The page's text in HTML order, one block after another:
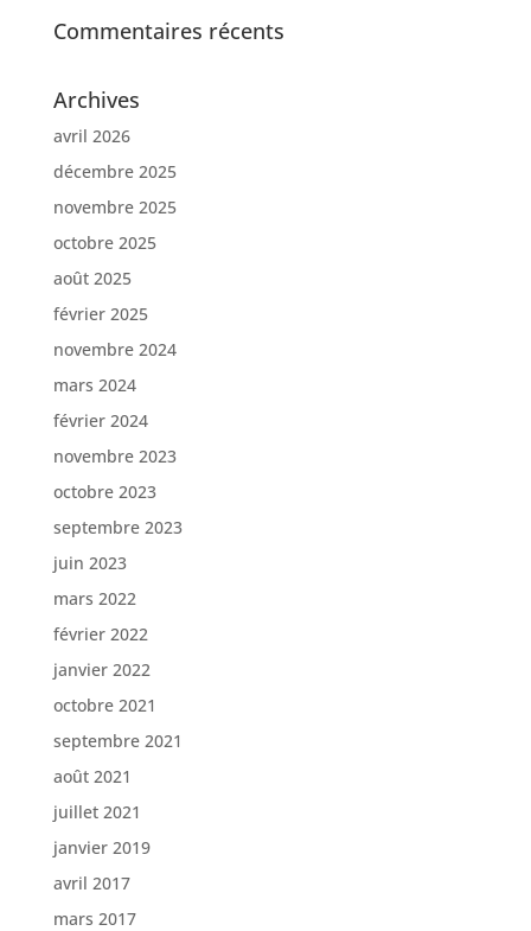
Commentaires récents
Archives
avril 2026
décembre 2025
novembre 2025
octobre 2025
août 2025
février 2025
novembre 2024
mars 2024
février 2024
novembre 2023
octobre 2023
septembre 2023
juin 2023
mars 2022
février 2022
janvier 2022
octobre 2021
septembre 2021
août 2021
juillet 2021
janvier 2019
avril 2017
mars 2017